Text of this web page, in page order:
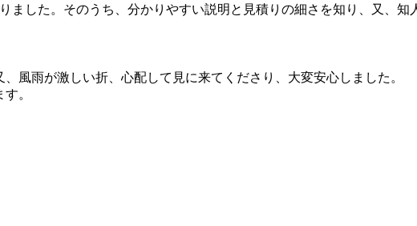
ました。そのうち、分かりやすい説明と見積りの細さを知り、又、知
風雨が激しい折、心配して見に来てくださり、大変安心しました。
。